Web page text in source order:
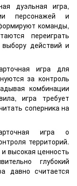
дуэльная игра,
персонажей и
команды,
переиграть
выбору действий и
игра для
за контроль
комбинации
игра требует
соперника на
игра о
территорий.
высокая ценность
глубокий
давно считается